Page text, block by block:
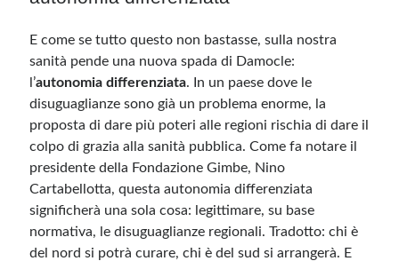
E come se tutto questo non bastasse, sulla nostra
sanità pende una nuova spada di Damocle:
l’autonomia differenziata. In un paese dove le
disuguaglianze sono già un problema enorme, la
proposta di dare più poteri alle regioni rischia di dare il
colpo di grazia alla sanità pubblica. Come fa notare il
presidente della Fondazione Gimbe, Nino
Cartabellotta, questa autonomia differenziata
significherà una sola cosa: legittimare, su base
normativa, le disuguaglianze regionali. Tradotto: chi è
del nord si potrà curare, chi è del sud si arrangerà. E